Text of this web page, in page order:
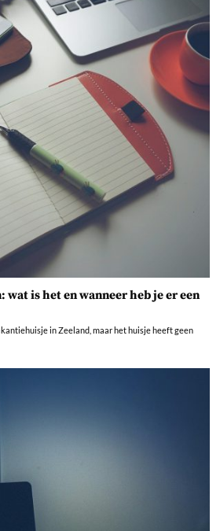
is het en wanneer heb je er een
in Zeeland, maar het huisje heeft geen